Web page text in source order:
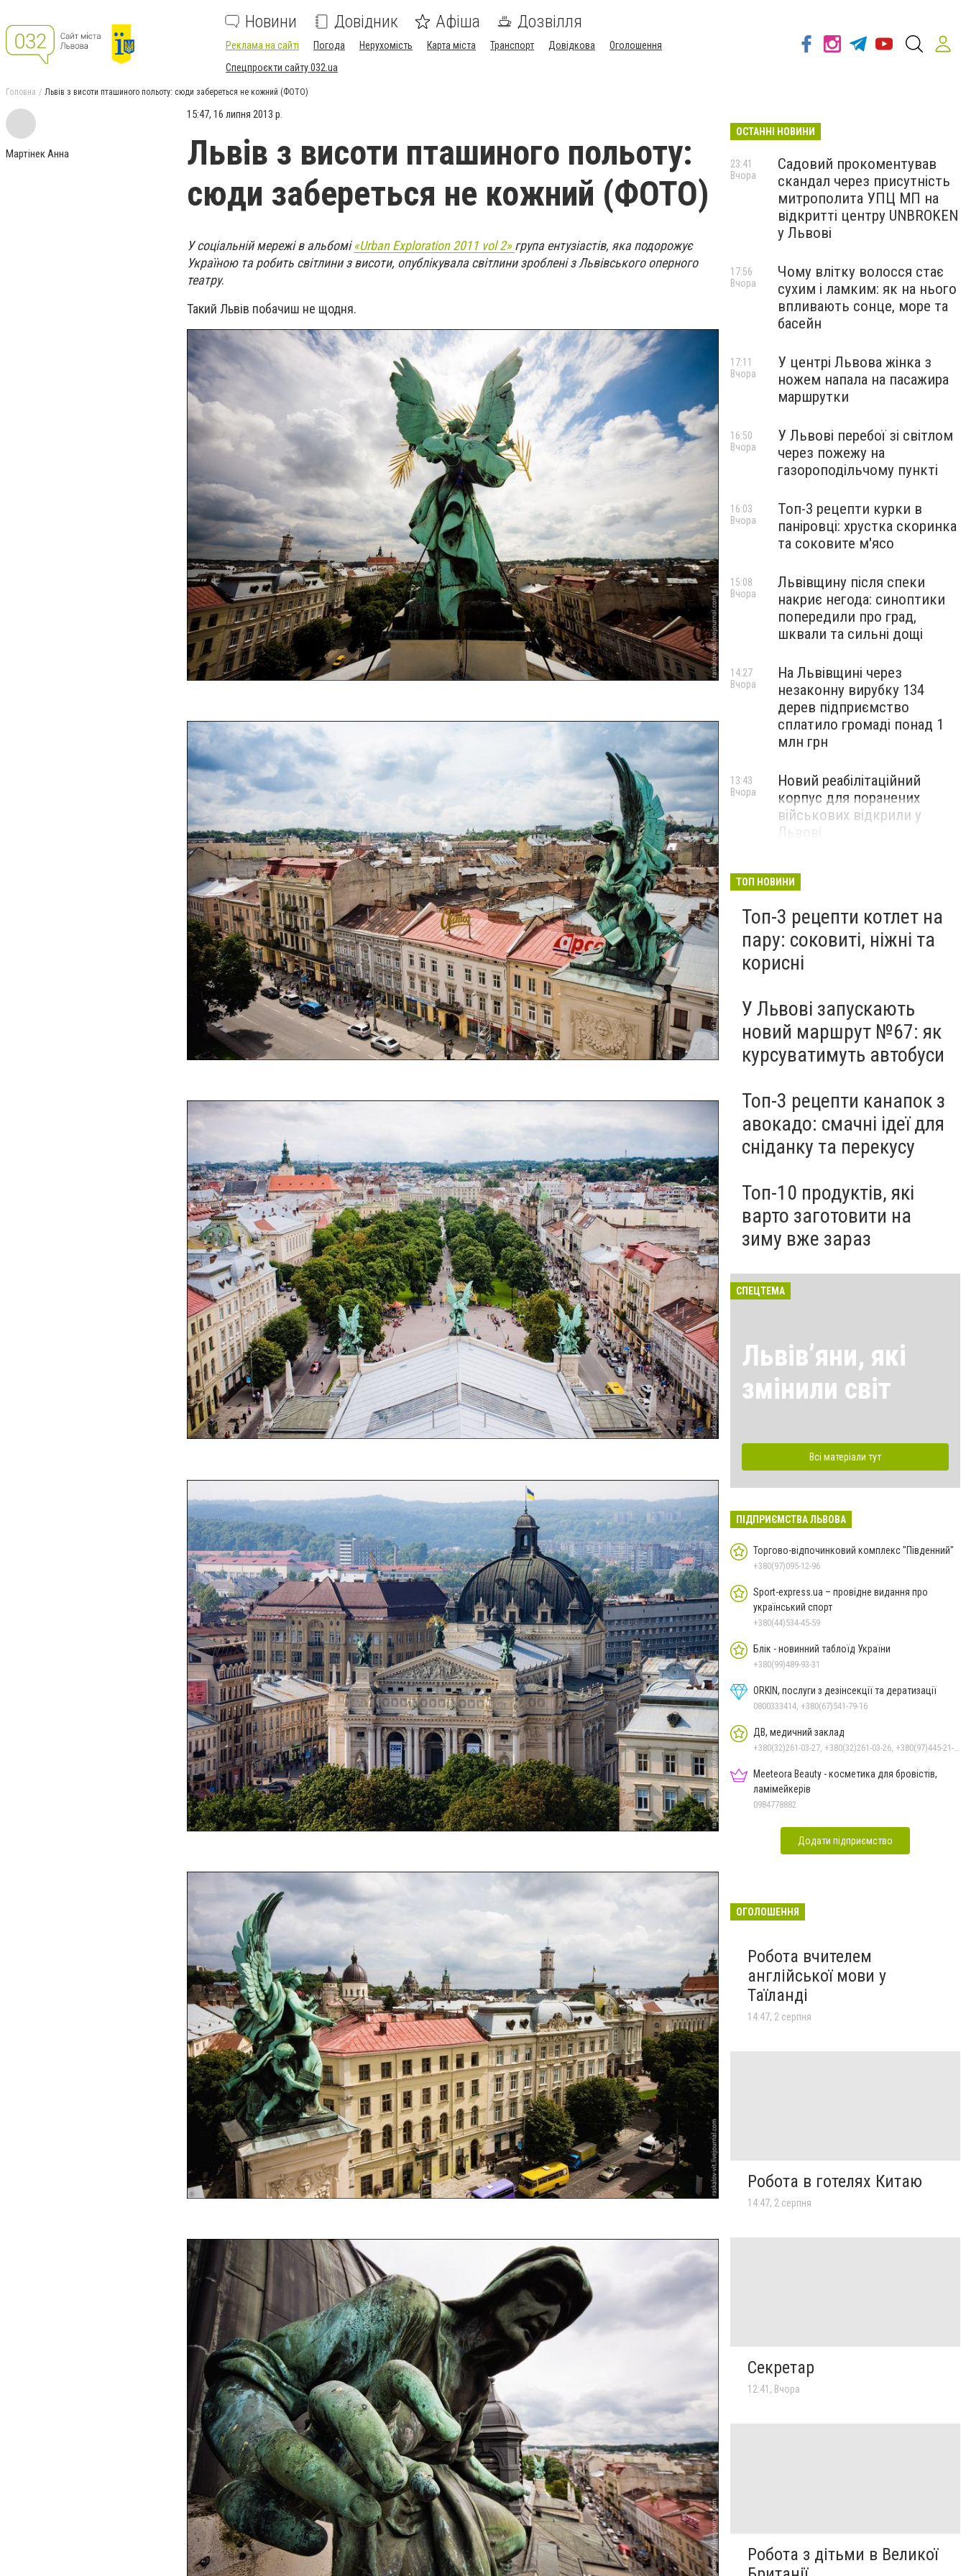
Новини Довідник Афіша Дозвілля
Реклама на сайті Погода Нерухомість Карта міста Транспорт Довідкова
Оголошення
Спецпроєкти сайту 032.ua
Головна Львів з висоти пташиного польоту: сюди забереться не кожний (ФОТО)
Мартінек Анна
15:47, 16 липня 2013 р.
Львів з висоти пташиного польоту:
сюди забереться не кожний (ФОТО)
У соціальній мережі в альбомі«Urban Exploration 2011 vol 2» група ентузіастів, яка подорожує
Україною та робить світлини з висоти, опублікувала світлини зроблені з Львівського оперного
театру.
Такий Львів побачиш не щодня.
ОСТАННІ НОВИНИ
Садовий прокоментував
скандал через присутність
митрополита УПЦ МП на
відкритті центру UNBROKEN
у Львові
23:41
Вчора
Чому влітку волосся стає
сухим і ламким: як на нього
впливають сонце, море та
басейн
17:56
Вчора
У центрі Львова жінка з
ножем напала на пасажира
маршрутки
17:11
Вчора
У Львові перебої зі світлом
через пожежу на
газороподільчому пункті
16:50
Вчора
Топ-3 рецепти курки в
паніровці: хрустка скоринка
та соковите м'ясо
16:03
Вчора
Львівщину після спеки
накриє негода: синоптики
попередили про град,
шквали та сильні дощі
15:08
Вчора
На Львівщині через
незаконну вирубку 134
дерев підприємство
сплатило громаді понад 1
млн грн
14:27
Вчора
Новий реабілітаційний
корпус для поранених
військових відкрили у
Львові
13:43
Вчора
ТОП НОВИНИ
Топ-3 рецепти котлет на
пару: соковиті, ніжні та
корисні
У Львові запускають
новий маршрут №67: як
курсуватимуть автобуси
Топ-3 рецепти канапок з
авокадо: смачні ідеї для
сніданку та перекусу
Топ-10 продуктів, які
варто заготовити на
зиму вже зараз
СПЕЦТЕМА
Львівʼяни, які
змінили світ
Всі матеріали тут
ПІДПРИЄМСТВА ЛЬВОВА
Торгово-відпочинковий комплекс "Південний"
+380(97)095-12-96
Sport-express.ua – провідне видання про
український спорт
+380(44)534-45-59
Блік - новинний таблоїд України
+380(99)489-93-31
ORKIN, послуги з дезінсекції та дератизації
0800333414, +380(67)541-79-16
ДВ, медичний заклад
Meeteora Beauty - косметика для бровістів,
ламімейкерів
0984778882
Додати підприємство
ОГОЛОШЕННЯ
Робота вчителем
англійської мови у
Таїланді
14:47, 2 серпня
Робота в готелях Китаю
14:47, 2 серпня
Секретар
12:41, Вчора
Робота з дітьми в Великої